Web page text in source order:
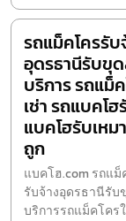
รถแม็คโครรับ
อุดรธานีรับขุด
บริการ รถแม็
เช่า รถแบคโ
แบคโฮรับเหม
ถูก
แบคโฮ.com รถแม็
รับจ้างอุดรธานีรับ
บริการรถแม็คโคร